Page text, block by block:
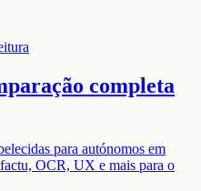
completa
para autónomos em
OCR, UX e mais para o